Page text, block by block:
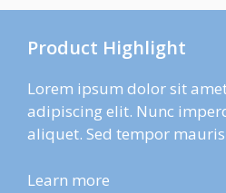
Product Highlight
Lorem ipsum dolor sit
adipiscing elit. Nunc
aliquet. Sed tempor
Learn more